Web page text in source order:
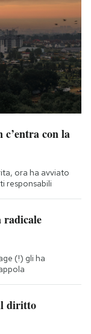
con la
ora ha avviato
responsabili
radicale
(!) gli ha
diritto